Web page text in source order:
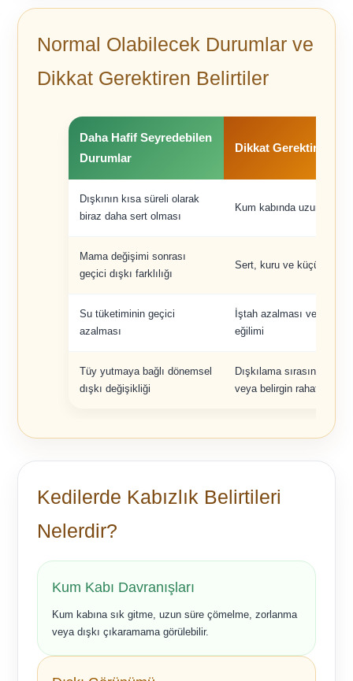
Normal Olabilecek Durumlar ve
Dikkat Gerektiren Belirtiler
Daha Hafif Seyredebilen
Durumlar
Dikkat Gerektiren
Dışkının kısa süreli olarak
biraz daha sert olması
Kum kabında uzun süre
Mama değişimi sonrası
geçici dışkı farklılığı
Sert, kuru ve küçük dışkı
Su tüketiminin geçici
azalması
İştah azalması veya
eğilimi
Tüy yutmaya bağlı dönemsel
dışkı değişikliği
Dışkılama sırasında ses
veya belirgin rahatsızlık
Kedilerde Kabızlık Belirtileri
Nelerdir?
Kum Kabı Davranışları
Kum kabına sık gitme, uzun süre çömelme, zorlanma
veya dışkı çıkaramama görülebilir.